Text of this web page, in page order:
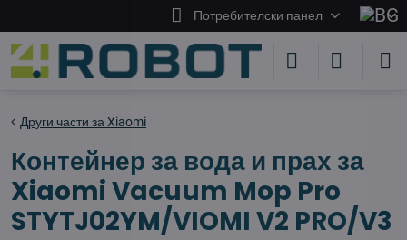
Потребителски панел
Други части за Xiaomi
Контейнер за вода и прах за
Xiaomi Vacuum Mop Pro
STYTJ02YM/VIOMI V2 PRO/V3